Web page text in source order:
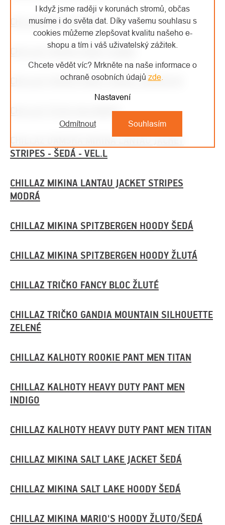
I když jsme raději v korunách stromů, občas
musíme i do světa dat. Díky vašemu souhlasu s
cookies můžeme zlepšovat kvalitu našeho e-
shopu a tím i váš uživatelský zážitek.
Chcete vědět víc? Mrkněte na naše informace o
ochraně osobních údajů zde.
Nastavení
Odmítnout Souhlasím
CHILLAZ ŠATY KLEIDL
CHILLAZ TRIČKO FANCY SABBY
CHILLAZ TRIČKO FANCY SWIRL ORANŽOVÉ
CHILLAZ TÍLKO KALYMNOS
CHILLAZ DÁMSKÁ MIKINA LANTAU JACKET
STRIPES - ŠEDÁ - VEL.L
CHILLAZ MIKINA LANTAU JACKET STRIPES
MODRÁ
CHILLAZ MIKINA SPITZBERGEN HOODY ŠEDÁ
CHILLAZ MIKINA SPITZBERGEN HOODY ŽLUTÁ
CHILLAZ TRIČKO FANCY BLOC ŽLUTÉ
CHILLAZ TRIČKO GANDIA MOUNTAIN SILHOUETTE
ZELENÉ
CHILLAZ KALHOTY ROOKIE PANT MEN TITAN
CHILLAZ KALHOTY HEAVY DUTY PANT MEN
INDIGO
CHILLAZ KALHOTY HEAVY DUTY PANT MEN TITAN
CHILLAZ MIKINA SALT LAKE JACKET ŠEDÁ
CHILLAZ MIKINA SALT LAKE HOODY ŠEDÁ
CHILLAZ MIKINA MARIO'S HOODY ŽLUTO/ŠEDÁ